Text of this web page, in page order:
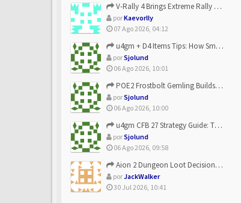
V-Rally 4 Brings Extreme Rally Racing With Challenging Track...
porKaevorlly
07 Ago 2026, 04:12
u4gm + D4 Items Tips: How Smart Players Optimize Gear, Build...
porSjolund
06 Ago 2026, 10:01
POE2 Frostbolt Gemling Builds Get Stronger With u4gm’s Ice C...
porSjolund
06 Ago 2026, 10:00
u4gm CFB 27 Strategy Guide: The Toxic Offensive Scheme Your ...
porSjolund
06 Ago 2026, 09:58
Aion 2 Dungeon Loot Decisions: Smarter Runs With U4N
porJackWalker
30 Jul 2026, 10:41